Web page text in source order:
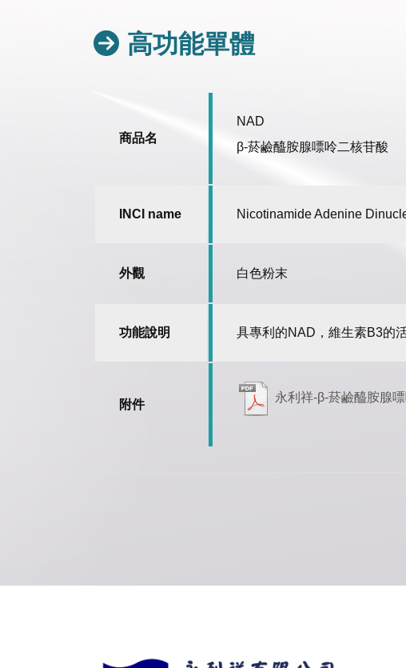
高功能單體
商品名
NAD
β-菸鹼醯胺腺嘌呤二核苷酸
INCI name Nicotinamide Adenine
外觀 白色粉末
功能說明 具專利的NAD，維生素B3的
附件
永利祥-β-菸鹼醯胺腺